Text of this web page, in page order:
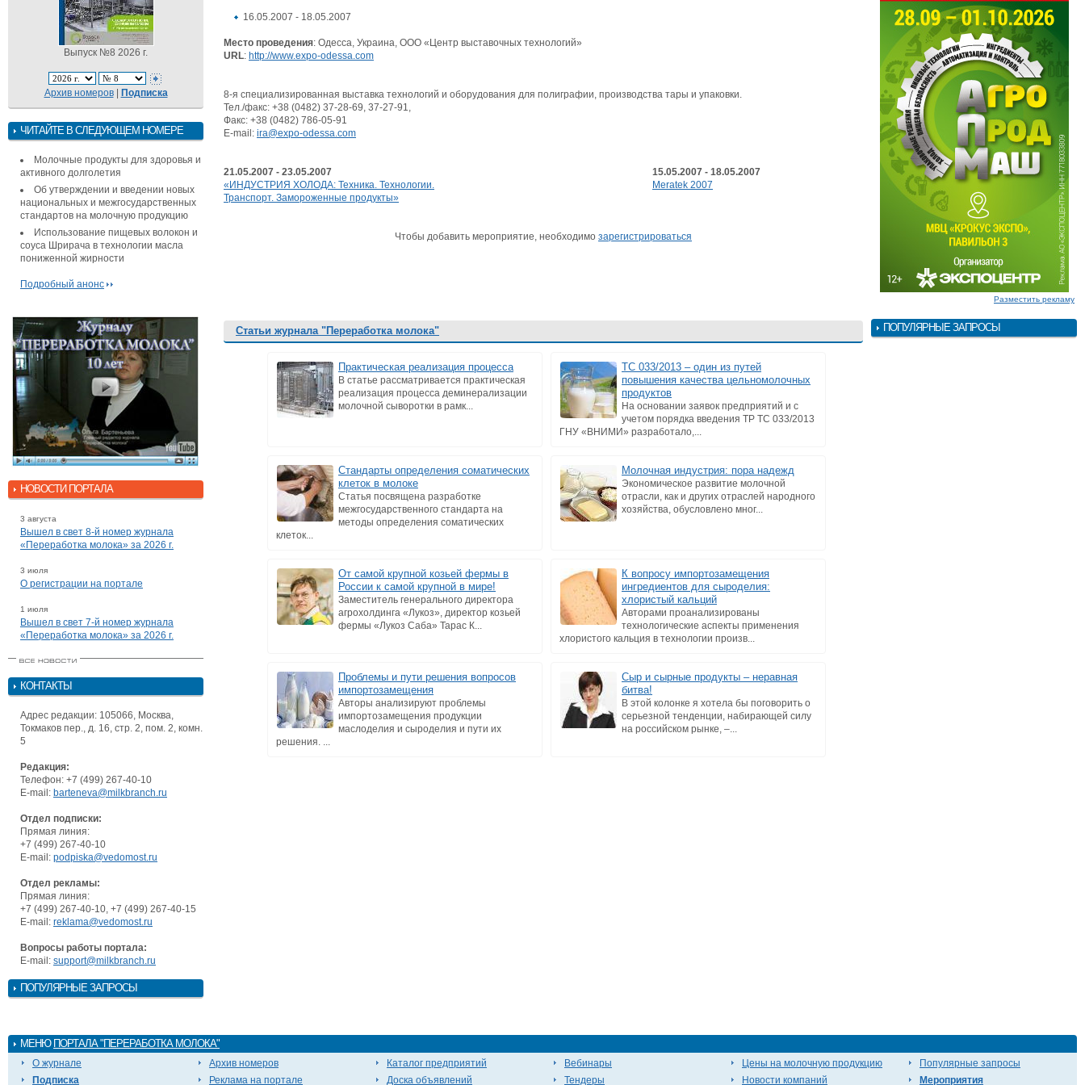
Выпуск №8 2026 г.
Архив номеров| Подписка
ЧИТАЙТЕ В СЛЕДУЮЩЕМ НОМЕРЕ
Молочные продукты для здоровья и
активного долголетия
Об утверждении и введении новых
национальных и межгосударственных
стандартов на молочную продукцию
Использование пищевых волокон и
соуса Шрирача в технологии масла
пониженной жирности
Подробный анонс
НОВОСТИ ПОРТАЛА
3 августа
Вышел в свет 8-й номер журнала
«Переработка молока» за 2026 г.
3 июля
О регистрации на портале
1 июля
Вышел в свет 7-й номер журнала
«Переработка молока» за 2026 г.
КОНТАКТЫ
Адрес редакции: 105066, Москва,
Токмаков пер., д. 16, стр. 2, пом. 2, комн.
5
Редакция:
Телефон: +7 (499) 267-40-10
E-mail: barteneva@milkbranch.ru
Отдел подписки:
Прямая линия:
+7 (499) 267-40-10
E-mail: podpiska@vedomost.ru
Отдел рекламы:
Прямая линия:
+7 (499) 267-40-10, +7 (499) 267-40-15
E-mail: reklama@vedomost.ru
Вопросы работы портала:
E-mail: support@milkbranch.ru
ПОПУЛЯРНЫЕ ЗАПРОСЫ
16.05.2007 - 18.05.2007
Место проведения: Одесса, Украина, OOO «Центр выставочных технологий»
URL: http://www.expo-odessa.com
8-я специализированная выставка технологий и оборудования для полиграфии, производства тары и упаковки.
Тел./факс: +38 (0482) 37-28-69, 37-27-91,
Факс: +38 (0482) 786-05-91
E-mail: ira@expo-odessa.com
21.05.2007 - 23.05.2007
«ИНДУСТРИЯ ХОЛОДА: Техника. Технологии.
Транспорт. Замороженные продукты»
15.05.2007 - 18.05.2007
Meratek 2007
Чтобы добавить мероприятие, необходимо зарегистрироваться
Статьи журнала "Переработка молока"
Практическая реализация процесса
В статье рассматривается практическая
реализация процесса деминерализации
молочной сыворотки в рамк...
ТС 033/2013 – один из путей
повышения качества цельномолочных
продуктов
На основании заявок предприятий и с
учетом порядка введения ТР ТС 033/2013
ГНУ «ВНИМИ» разработало,...
Стандарты определения соматических
клеток в молоке
Статья посвящена разработке
межгосударственного стандарта на
методы определения соматических
клеток...
Молочная индустрия: пора надежд
Экономическое развитие молочной
отрасли, как и других отраслей народного
хозяйства, обусловлено мног...
От самой крупной козьей фермы в
России к самой крупной в мире!
Заместитель генерального директора
агрохолдинга «Лукоз», директор козьей
фермы «Лукоз Саба» Тарас К...
К вопросу импортозамещения
ингредиентов для сыроделия:
хлористый кальций
Авторами проанализированы
технологические аспекты применения
хлористого кальция в технологии произв...
Проблемы и пути решения вопросов
импортозамещения
Авторы анализируют проблемы
импортозамещения продукции
маслоделия и сыроделия и пути их
решения. ...
Сыр и сырные продукты – неравная
битва!
В этой колонке я хотела бы поговорить о
серьезной тенденции, набирающей силу
на российском рынке, –...
Разместить рекламу
ПОПУЛЯРНЫЕ ЗАПРОСЫ
МЕНЮ ПОРТАЛА "ПЕРЕРАБОТКА МОЛОКА"
О журнале
Подписка
Архив номеров
Реклама на портале
Каталог предприятий
Доска объявлений
Вебинары
Тендеры
Цены на молочную продукцию
Новости компаний
Популярные запросы
Мероприятия